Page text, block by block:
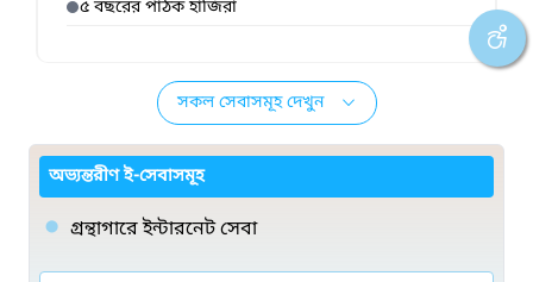
৫ বছরের পাঠক হাজিরা
সকল সেবাসমূহ দেখুন
অভ্যন্তরীণ ই-সেবাসমূহ
গ্রন্থাগারে ইন্টারনেট সেবা